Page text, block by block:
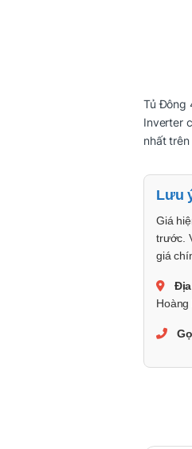
Tủ Đông
Inverter
nhất
Lưu
Giá
trước.
giá
Hoàng